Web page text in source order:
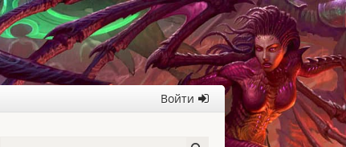
Войти